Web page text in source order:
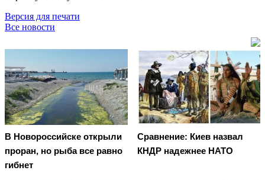
Версия для печати
Все новости
В Новороссийске открыли
проран, но рыба все равно
гибнет
Сравнение: Киев назвал
КНДР надежнее НАТО